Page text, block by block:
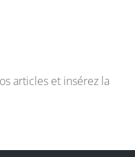
articles et insérez la